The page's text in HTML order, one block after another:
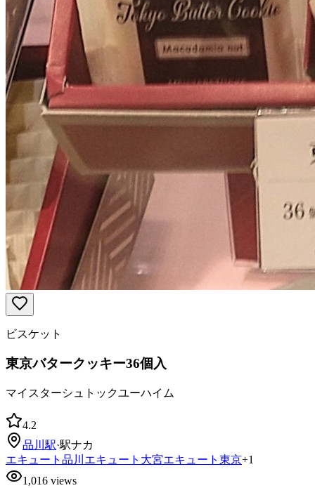
ビスケット
東京バタークッキー36個入
マイスターシュトックユーハイム
4.2
品川 駅·駅ナカ
エキュート品川 エキュート大宮エキュート東京+1
1,016 views